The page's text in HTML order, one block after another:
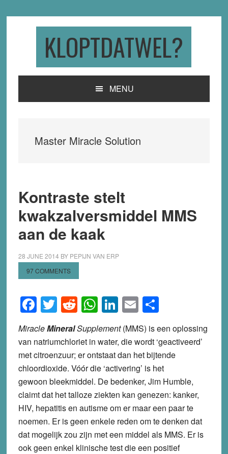
KLOPTDATWEL?
MENU
Master Miracle Solution
Kontraste stelt
kwakzalversmiddel MMS
aan de kaak
28 JUNE 2014 BY PEPIJN VAN ERP
97 COMMENTS
Facebook
Twitter
Reddit
WhatsApp
LinkedIn
EmailShare
MiracleMineralSupplement(MMS) is een oplossing
van natriumchloriet in water, die wordt ‘geactiveerd’
met citroenzuur; er ontstaat dan het bijtende
chloordioxide. Vóór die ‘activering’ is het
gewoon bleekmiddel. De bedenker, Jim Humble,
claimt dat het talloze ziekten kan genezen: kanker,
HIV, hepatitis en autisme om er maar een paar te
noemen. Er is geen enkele reden om te denken dat
dat mogelijk zou zijn met een middel als MMS. Er is
ook geen enkel klinische test die een positief